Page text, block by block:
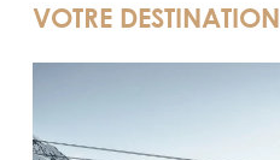
VOTRE DESTINATION